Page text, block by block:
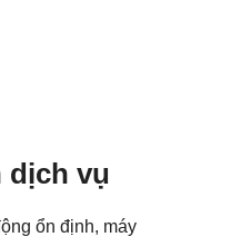
dịch vụ
ổn định, máy